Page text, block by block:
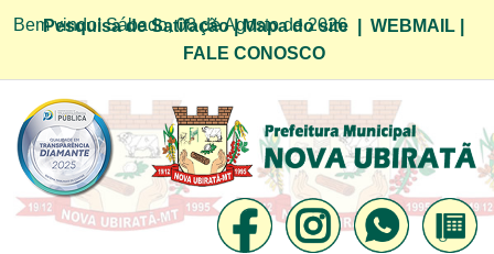
Bem vindo! Sábado, 08 de Agosto de 2026
Pesquisa de Satifação|Mapa do site WEBMAIL
FALE CONOSCO